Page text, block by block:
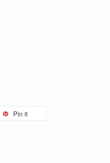
Pin it